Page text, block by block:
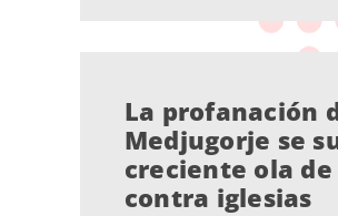
La profanación
Medjugorje se
creciente ola
contra iglesias